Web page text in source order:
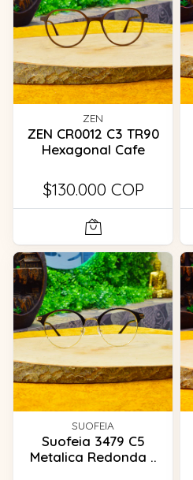
ZEN
ZEN CR0012 C3 TR90
Hexagonal Cafe
$130.000 COP
SUOFEIA
Suofeia 3479 C5
Metalica Redonda ..